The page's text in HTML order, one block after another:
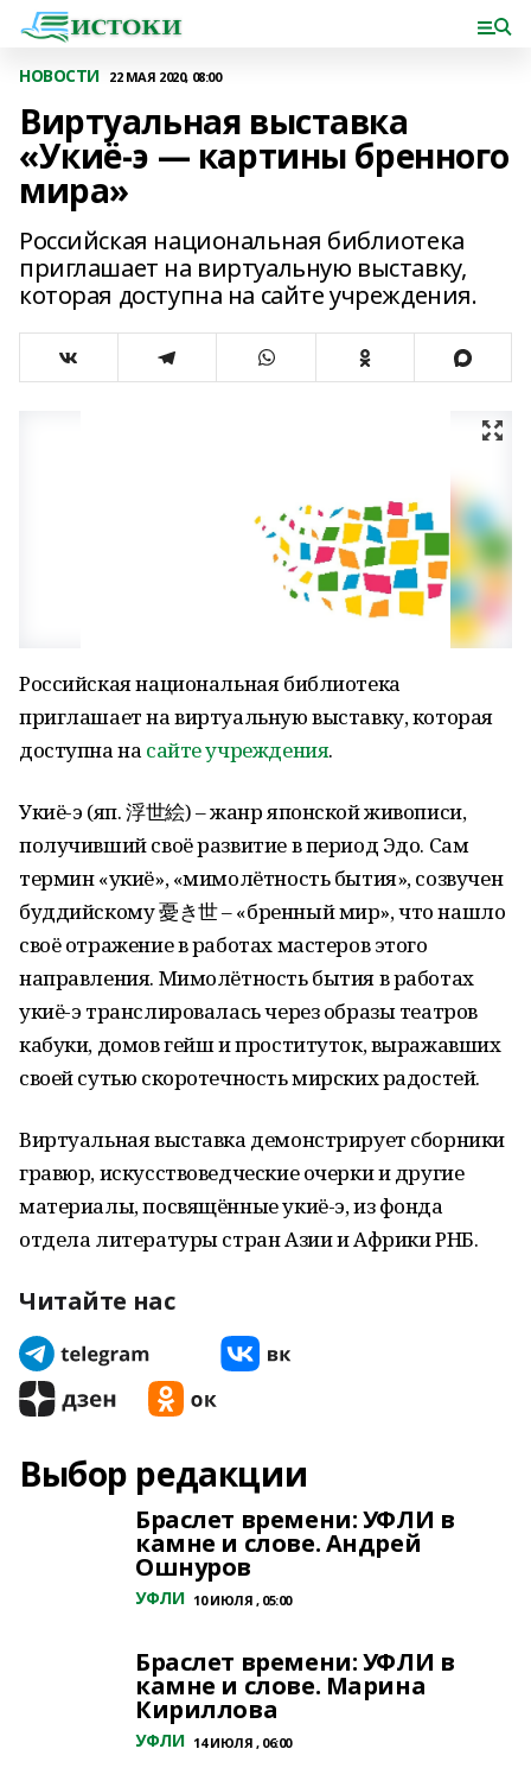
НОВОСТИ 22 МАЯ 2020, 08:00
Виртуальная выставка
«Укиё-э — картины бренного
мира»
Российская национальная библиотека
приглашает на виртуальную выставку,
которая доступна на сайте учреждения.
Российская национальная библиотека
приглашает на виртуальную выставку, которая
доступна на сайте учреждения.
Укиё-э (яп. 浮世絵) – жанр японской живописи,
получивший своё развитие в период Эдо. Сам
термин «укиё», «мимолётность бытия», созвучен
буддийскому 憂き世 – «бренный мир», что нашло
своё отражение в работах мастеров этого
направления. Мимолётность бытия в работах
укиё-э транслировалась через образы театров
кабуки, домов гейш и проституток, выражавших
своей сутью скоротечность мирских радостей.
Виртуальная выставка демонстрирует сборники
гравюр, искусствоведческие очерки и другие
материалы, посвящённые укиё-э, из фонда
отдела литературы стран Азии и Африки РНБ.
Читайте нас
Выбор редакции
Браслет времени: УФЛИ в
камне и слове. Андрей
Ошнуров
УФЛИ 10 ИЮЛЯ , 05:00
Браслет времени: УФЛИ в
камне и слове. Марина
Кириллова
УФЛИ 14 ИЮЛЯ , 06:00